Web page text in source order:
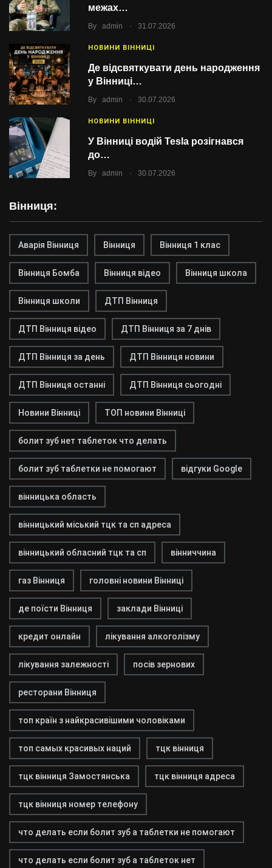
межах…
By admin . 31.07.2026
НОВИНИ ВІННИЦІ
Де відсвяткувати день народження
у Вінниці…
By admin . 30.07.2026
НОВИНИ ВІННИЦІ
У Вінниці водій Tesla розігнався
до…
By admin . 30.07.2026
Вінниця:
Аварія Вінниця Вінниця Вінниця 1 клас
Вінниця Бомба Вінниця відео Вінниця школа
Вінниця школи ДТП Вінниця
ДТП Вінниця відео ДТП Вінниця за 7 днів
ДТП Вінниця за день ДТП Вінниця новини
ДТП Вінниця останні ДТП Вінниця сьогодні
Новини Вінниці ТОП новини Вінниці
болит зуб нет таблеток что делать
болит зуб таблетки не помогают відгуки Google
вінницька область
вінницький міський тцк та сп адреса
вінницький обласний тцк та сп вінниччина
газ Вінниця головні новини Вінниці
де поїсти Вінниця заклади Вінниці
кредит онлайн лікування алкоголізму
лікування залежності посів зернових
ресторани Вінниця
топ країн з найкрасивішими чоловіками
топ самых красивых наций тцк вінниця
тцк вінниця Замостянська тцк вінниця адреса
тцк вінниця номер телефону
что делать если болит зуб а таблетки не помогают
что делать если болит зуб а таблеток нет